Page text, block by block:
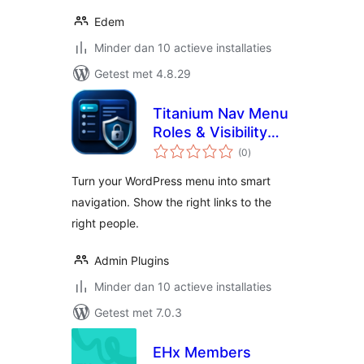
Edem
Minder dan 10 actieve installaties
Getest met 4.8.29
Titanium Nav Menu
Roles & Visibility
Rules
(0totaal
waarderingen
)
Turn your WordPress menu into smart
navigation. Show the right links to the
right people.
Admin Plugins
Minder dan 10 actieve installaties
Getest met 7.0.3
EHx Members